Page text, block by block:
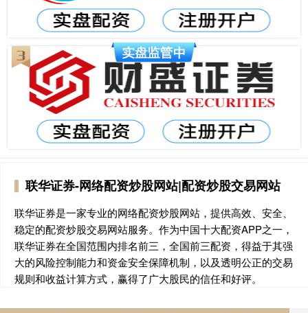
联华证券-网络配资炒股网站|配资炒股交易网站
联华证券是一家专业的网络配资炒股网站，提供高效、安全、
稳定的配资炒股交易网站服务。作为中国十大配资APP之一，
联华证券在全国范围内排名前三，全国前三配资，得益于其强
大的风险控制能力和资金安全保障机制，以及透明公正的交易
规则和收益计算方式，赢得了广大股民的信任和好评。